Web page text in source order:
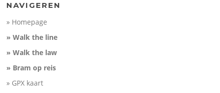
NAVIGEREN
» Homepage
» Walk the line
» Walk the law
» Bram op reis
» GPX kaart